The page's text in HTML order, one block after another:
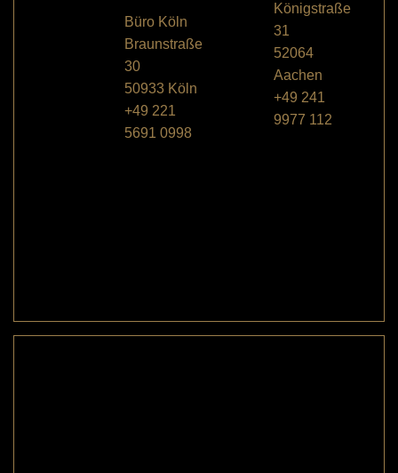
Büro Köln
Braunstraße
30
50933 Köln
+49 221
5691 0998
Königstraße
31
52064
Aachen
+49 241
9977 112